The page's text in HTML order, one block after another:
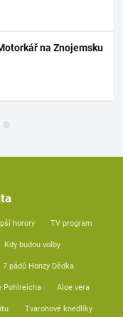
na Znojemsku
horory TV program
Kdy budou volby
7 pádů Honzy Dědka
Pohlreicha Aloe vera
Tvarohové knedlíky